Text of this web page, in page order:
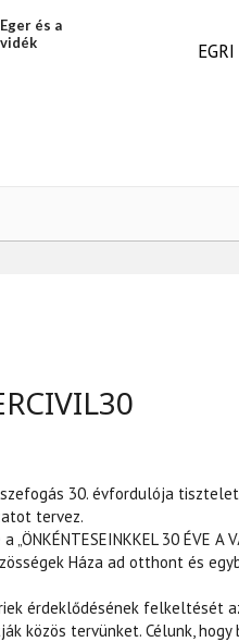
Eger és a
vidék
30. évfordulója
tervez.
30 ÉVE A
Háza ad otthont és
érdeklődésének felkeltését
közös tervünket. Célunk,